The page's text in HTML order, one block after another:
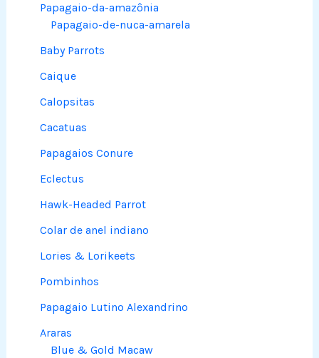
Papagaio-da-amazônia
Papagaio-de-nuca-amarela
Baby Parrots
Caique
Calopsitas
Cacatuas
Papagaios Conure
Eclectus
Hawk-Headed Parrot
Colar de anel indiano
Lories & Lorikeets
Pombinhos
Papagaio Lutino Alexandrino
Araras
Blue & Gold Macaw